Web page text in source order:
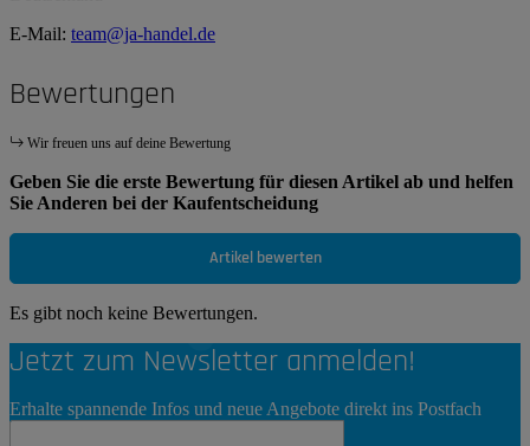
E-Mail: team@ja-handel.de
Bewertungen
Wir freuen uns auf deine Bewertung
Geben Sie die erste Bewertung für diesen Artikel ab und helfen
Sie Anderen bei der Kaufentscheidung
Artikel bewerten
Es gibt noch keine Bewertungen.
Jetzt zum Newsletter anmelden!
Erhalte spannende Infos und neue Angebote direkt ins Postfach